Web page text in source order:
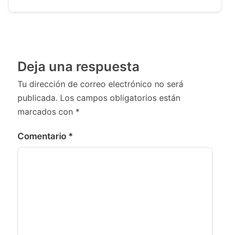
Deja una respuesta
Tu dirección de correo electrónico no será
publicada. Los campos obligatorios están
marcados con *
Comentario *